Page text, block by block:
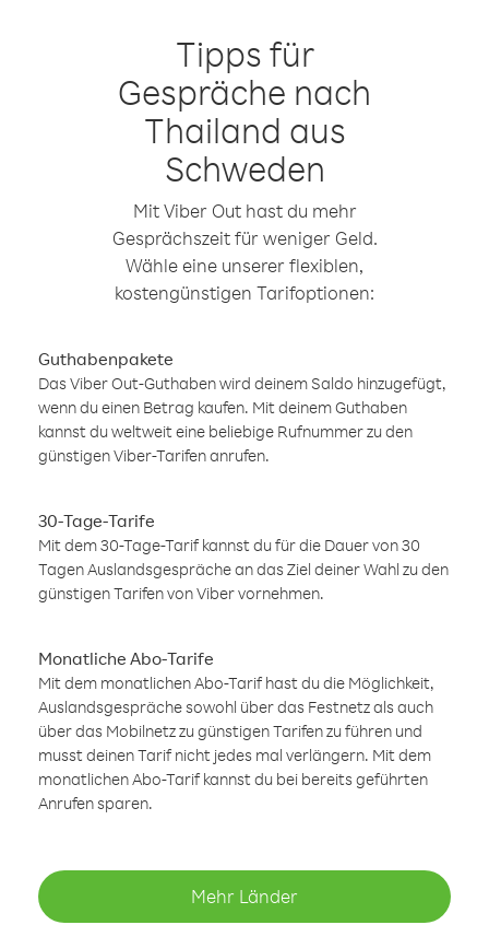
Tipps für
Gespräche nach
Thailand aus
Schweden
Mit Viber Out hast du mehr
Gesprächszeit für weniger Geld.
Wähle eine unserer flexiblen,
kostengünstigen Tarifoptionen:
Guthabenpakete
Das Viber Out-Guthaben wird deinem Saldo hinzugefügt,
wenn du einen Betrag kaufen. Mit deinem Guthaben
kannst du weltweit eine beliebige Rufnummer zu den
günstigen Viber-Tarifen anrufen.
30-Tage-Tarife
Mit dem 30-Tage-Tarif kannst du für die Dauer von 30
Tagen Auslandsgespräche an das Ziel deiner Wahl zu den
günstigen Tarifen von Viber vornehmen.
Monatliche Abo-Tarife
Mit dem monatlichen Abo-Tarif hast du die Möglichkeit,
Auslandsgespräche sowohl über das Festnetz als auch
über das Mobilnetz zu günstigen Tarifen zu führen und
musst deinen Tarif nicht jedes mal verlängern. Mit dem
monatlichen Abo-Tarif kannst du bei bereits geführten
Anrufen sparen.
Mehr Länder